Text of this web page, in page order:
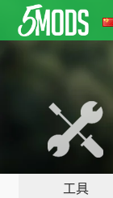
工具